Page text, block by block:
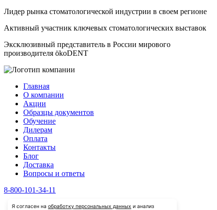
Лидер рынка стоматологической индустрии в своем регионе
Активный участник ключевых стоматологических выставок
Эксклюзивный представитель в России мирового
производителя ökoDENT
Главная
О компании
Акции
Образцы документов
Обучение
Дилерам
Оплата
Контакты
Блог
Доставка
Вопросы и ответы
8-800-101-34-11
Я согласен на обработку персональных данных и анализ